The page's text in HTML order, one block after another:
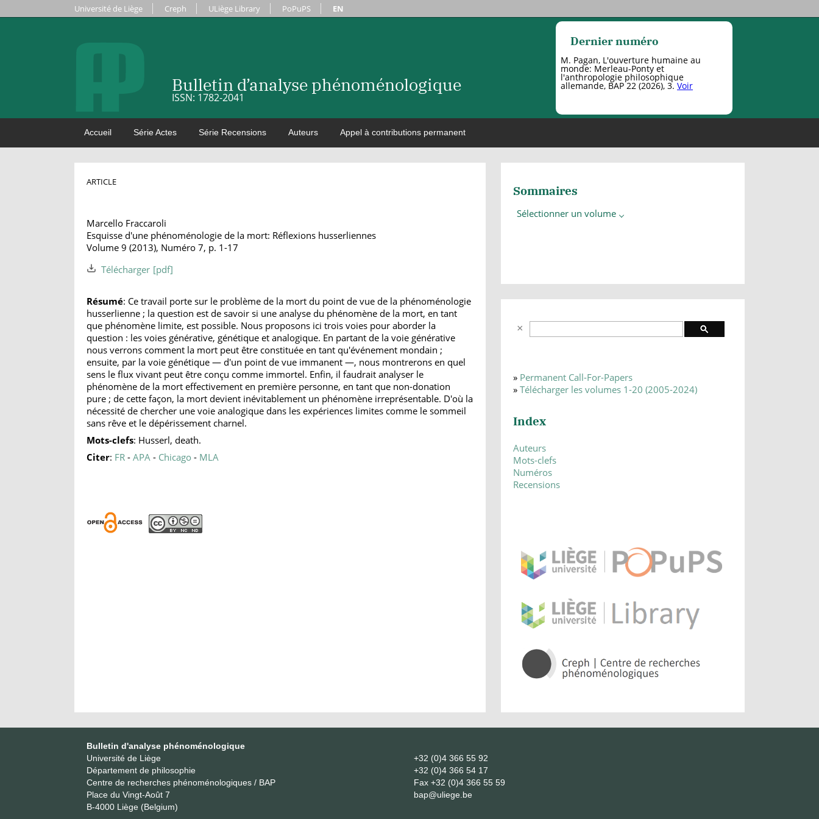
Université de Liège Creph ULiège Library PoPuPS EN
Bulletin d’analyse phénoménologique
ISSN: 1782-2041
Dernier numéro
M. Pagan, L'ouverture humaine au
monde: Merleau-Ponty et
l'anthropologie philosophique
allemande, BAP 22 (2026), 3. Voir
Accueil Série Actes Série Recensions Auteurs Appel à contributions permanent
ARTICLE
Marcello Fraccaroli
Esquisse d'une phénoménologie de la mort: Réflexions husserliennes
Volume 9 (2013), Numéro 7, p. 1-17
Télécharger
Résumé: Ce travail porte sur le problème de la mort du point de vue de la phénoménologie
husserlienne ; la question est de savoir si une analyse du phénomène de la mort, en tant
que phénomène limite, est possible. Nous proposons ici trois voies pour aborder la
question : les voies générative, génétique et analogique. En partant de la voie générative
nous verrons comment la mort peut être constituée en tant qu'événement mondain ;
ensuite, par la voie génétique — d'un point de vue immanent —, nous montrerons en quel
sens le flux vivant peut être conçu comme immortel. Enfin, il faudrait analyser le
phénomène de la mort effectivement en première personne, en tant que non-donation
pure ; de cette façon, la mort devient inévitablement un phénomène irreprésentable. D'où la
nécessité de chercher une voie analogique dans les expériences limites comme le sommeil
sans rêve et le dépérissement charnel.
Mots-clefs: Husserl, death.
Citer: FR - APA - Chicago - MLA
Sommaires
Sélectionner un volume
» Permanent Call-For-Papers
» Télécharger les volumes 1-20 (2005-2024)
Index
Auteurs
Mots-clefs
Numéros
Recensions
Bulletin d'analyse phénoménologique
Université de Liège
Département de philosophie
Centre de recherches phénoménologiques / BAP
Place du Vingt-Août 7
B-4000 Liège (Belgium)
+32 (0)4 366 55 92
+32 (0)4 366 54 17
Fax +32 (0)4 366 55 59
bap@uliege.be